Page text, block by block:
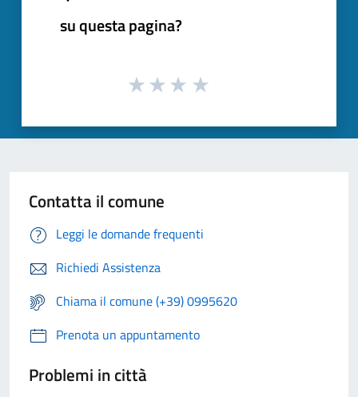
su questa pagina?
Contatta il comune
Leggi le domande frequenti
Richiedi Assistenza
Chiama il comune (+39) 0995620
Prenota un appuntamento
Problemi in città